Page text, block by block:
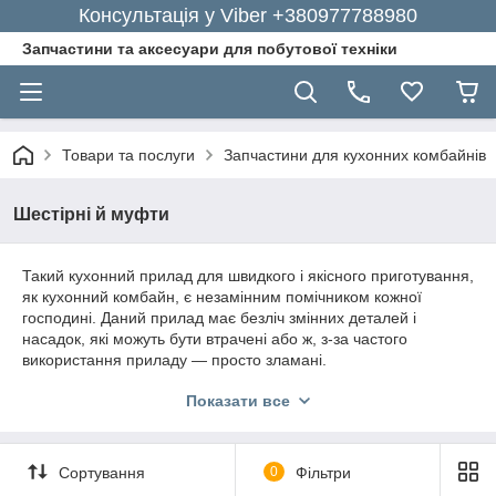
Консультація у Viber +380977788980
Запчастини та аксесуари для побутової техніки
Товари та послуги Запчастини для кухонних комбайнів
Шестірні й муфти
Такий кухонний прилад для швидкого і якісного приготування,
як кухонний комбайн, є незамінним помічником кожної
господині. Даний прилад має безліч змінних деталей і
насадок, які можуть бути втрачені або ж, з-за частого
використання приладу — просто зламані.
шестірні й муфти, без яких подальша робота приладу
лояльними цінами.
Показати все
Сортування 0 Фільтри